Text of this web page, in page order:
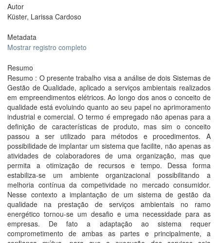
Autor
Küster, Larissa Cardoso
Metadata
Mostrar registro completo
Resumo
Resumo : O presente trabalho visa a análise de dois Sistemas de
Gestão de Qualidade, aplicado a serviços ambientais realizados
em empreendimentos elétricos. Ao longo dos anos o conceito de
qualidade está evoluindo quanto ao seu papel no aprimoramento
industrial e comercial. O termo é empregado não apenas para a
definição de características de produto, mas sim o conceito
passou a ser utilizado para métodos e procedimentos. A
possibilidade de implantar um sistema que facilite, não apenas as
atividades de colaboradores de uma organização, mas que
permita a otimização de recursos e tempo. Dessa forma
estabiliza-se um ambiente organizacional possibilitando a
melhoria contínua da competividade no mercado consumidor.
Nesse contexto a implantação de um sistema de gestão da
qualidade na prestação de serviços ambientais no ramo
energético tornou-se um desafio e uma necessidade para as
empresas. De fato a adaptação ao sistema requer
comprometimento de ambas as partes e principalmente, a